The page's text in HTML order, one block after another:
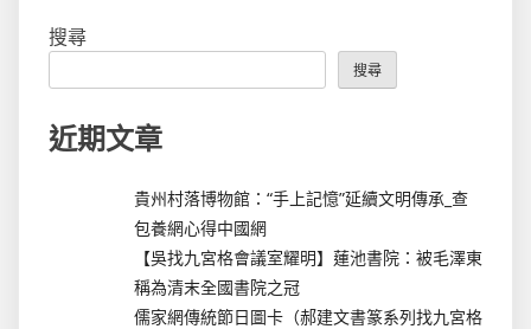
搜尋
搜尋
近期文章
貴州村落博物館：“手上記憶”延續文明傳承_查
包養網心得中國網
【吳找九宮格會議室耀明】蓮池書院：被毛澤東
稱為清末全國書院之冠
儒家網傳統節日圖卡（郝建文書篆系列找九宮格